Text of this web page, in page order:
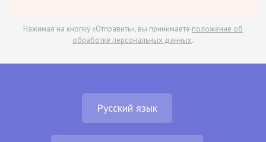
Нажимая на кнопку «Отправить», вы принимаете положение об
обработке персональных данных.
Русский язык